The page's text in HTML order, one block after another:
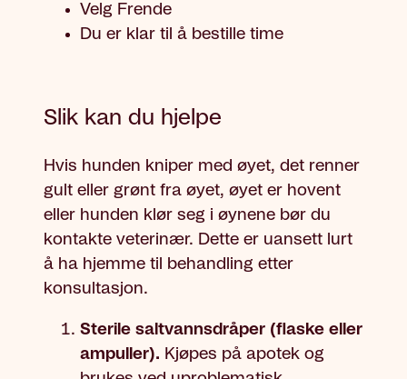
Velg Frende
Du er klar til å bestille time
Slik kan du hjelpe
Hvis hunden kniper med øyet, det renner
gult eller grønt fra øyet, øyet er hovent
eller hunden klør seg i øynene bør du
kontakte veterinær. Dette er uansett lurt
å ha hjemme til behandling etter
konsultasjon.
Sterile saltvannsdråper (flaske eller
ampuller). Kjøpes på apotek og